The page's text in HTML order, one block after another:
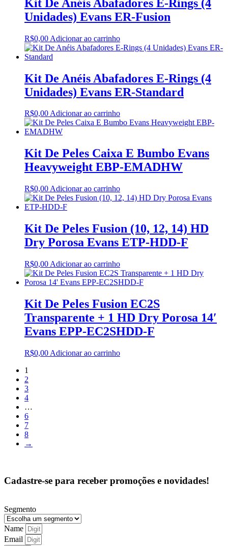
Kit De Anéis Abafadores E-Rings (4
Unidades) Evans ER-Fusion
R$0,00 Adicionar ao carrinho
Kit De Anéis Abafadores E-Rings (4
Unidades) Evans ER-Standard
R$0,00Adicionar ao carrinho
Kit De Peles Caixa E Bumbo Evans
Heavyweight EBP-EMADHW
R$0,00 Adicionar ao carrinho
Kit De Peles Fusion (10, 12, 14) HD
Dry Porosa Evans ETP-HDD-F
R$0,00 Adicionar ao carrinho
Kit De Peles Fusion EC2S
Transparente + 1 HD Dry Porosa 14′
Evans EPP-EC2SHDD-F
R$0,00 Adicionar ao carrinho
1
2
3
4
…
6
7
8
→
Cadastre-se para receber promoções e novidades!
Segmento
Name
Email